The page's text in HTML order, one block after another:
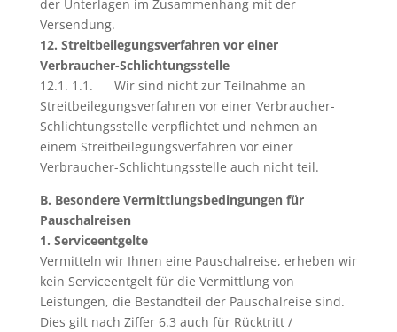
der Unterlagen im Zusammenhang mit der
Versendung.
12. Streitbeilegungsverfahren vor einer
Verbraucher-Schlichtungsstelle
12.1. 1.1. Wir sind nicht zur Teilnahme an
Streitbeilegungsverfahren vor einer Verbraucher-
Schlichtungsstelle verpflichtet und nehmen an
einem Streitbeilegungsverfahren vor einer
Verbraucher-Schlichtungsstelle auch nicht teil.
B. Besondere Vermittlungsbedingungen für
Pauschalreisen
1. Serviceentgelte
Vermitteln wir Ihnen eine Pauschalreise, erheben wir
kein Serviceentgelt für die Vermittlung von
Leistungen, die Bestandteil der Pauschalreise sind.
Dies gilt nach Ziffer 6.3 auch für Rücktritt /